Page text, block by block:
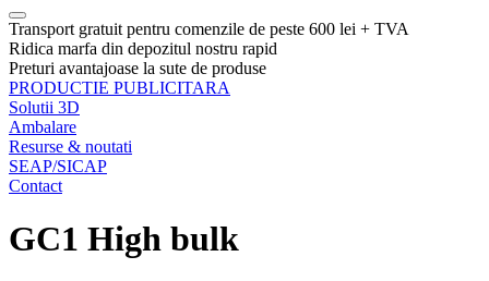
Transport gratuit pentru comenzile de peste 600 lei + TVA
Ridica marfa din depozitul nostru rapid
Preturi avantajoase la sute de produse
PRODUCTIE PUBLICITARA
Solutii 3D
Ambalare
Resurse & noutati
SEAP/SICAP
Contact
GC1 High bulk